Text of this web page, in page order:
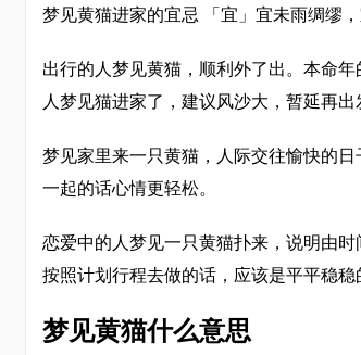
梦见黄猫进家的宜忌 「宜」宜未雨绸缪
出行的人梦见黄猫，顺利外了出。本命
人梦见猫进家了，建议风沙大，暂延再出
梦见家里来一只黄猫，人际交往愉快的
一起的话心情更轻松。
恋爱中的人梦见一只黄猫扑来，说明由
按照计划行程去做的话，应该是平平稳
梦见黄猫什么意思